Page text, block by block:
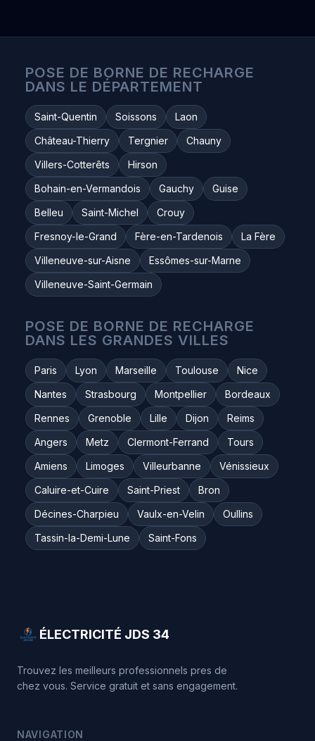
POSE DE BORNE DE RECHARGE
DANS LE DÉPARTEMENT
Saint-Quentin Soissons
Laon
Château-Thierry
Tergnier
Chauny
Villers-Cotterêts
Hirson
Bohain-en-Vermandois
Gauchy
Guise
Belleu
Saint-Michel
Crouy
Fresnoy-le-Grand
Fère-en-Tardenois
La Fère
Villeneuve-sur-Aisne
Essômes-sur-Marne
Villeneuve-Saint-Germain
POSE DE BORNE DE RECHARGE
DANS LES GRANDES VILLES
Paris Lyon Marseille Toulouse
Nice
Nantes
Strasbourg Montpellier
Bordeaux
Rennes
Grenoble Lille Dijon
Reims
Angers
Metz Clermont-Ferrand
Tours
Amiens
Limoges Villeurbanne
Vénissieux
Caluire-et-Cuire
Saint-Priest
Bron
Décines-Charpieu
Vaulx-en-Velin
Oullins
Tassin-la-Demi-Lune
Saint-Fons
ÉLECTRICITÉ JDS 34
Trouvez les meilleurs professionnels pres de
chez vous. Service gratuit et sans engagement.
NAVIGATION